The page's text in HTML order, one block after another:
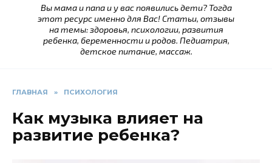
Вы мама и папа и у вас появились дети? Тогда
этот ресурс именно для Вас! Статьи, отзывы
на темы: здоровья, психологии, развития
ребенка, беременности и родов. Педиатрия,
детское питание, массаж.
ГЛАВНАЯ » ПСИХОЛОГИЯ
Как музыка влияет на
развитие ребенка?